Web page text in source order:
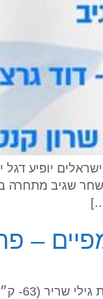
ישראלים
שגיב
– פריז
סיכום יום